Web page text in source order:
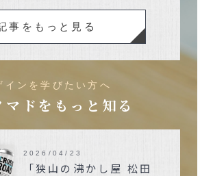
事をもっと見る
インを学びたい方へ
マドをもっと知る
「狭山の沸かし屋 松田
2026/04/23